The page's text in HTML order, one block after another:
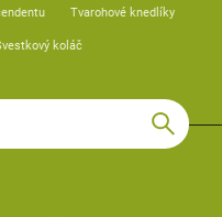
Tvarohové knedlíky
koláč